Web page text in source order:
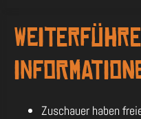
Zuschauer haben